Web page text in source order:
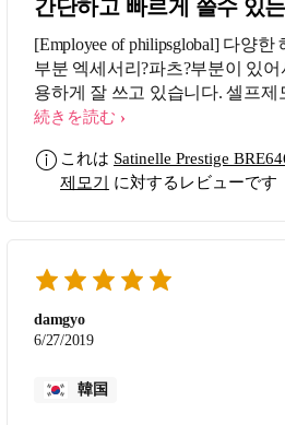
간단하고 빠르게 쓸수 있는
[Employee of philipsglobal] 다양한
부분 엑세서리?파츠?부분이 있어
용하게 잘 쓰고 있습니다. 셀프제
로 추천합니다
続きを読む
これは Satinelle Prestige
제모기
に対するレビューです
damgyo
6/27/2019
韓国